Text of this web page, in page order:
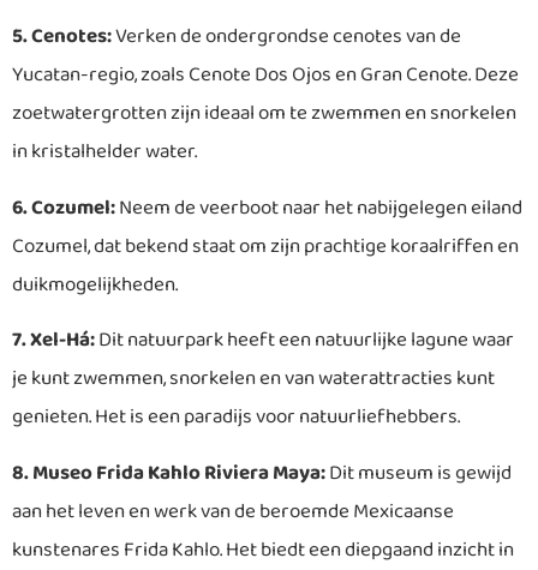
5. Cenotes:Verken de ondergrondse cenotes van de
Yucatan-regio, zoals Cenote Dos Ojos en Gran Cenote. Deze
zoetwatergrotten zijn ideaal om te zwemmen en snorkelen
in kristalhelder water.
6. Cozumel:Neem de veerboot naar het nabijgelegen eiland
Cozumel, dat bekend staat om zijn prachtige koraalriffen en
duikmogelijkheden.
7. Xel-Há:Dit natuurpark heeft een natuurlijke lagune waar
je kunt zwemmen, snorkelen en van waterattracties kunt
genieten. Het is een paradijs voor natuurliefhebbers.
8. Museo Frida Kahlo Riviera Maya:Dit museum is gewijd
aan het leven en werk van de beroemde Mexicaanse
kunstenares Frida Kahlo. Het biedt een diepgaand inzicht in